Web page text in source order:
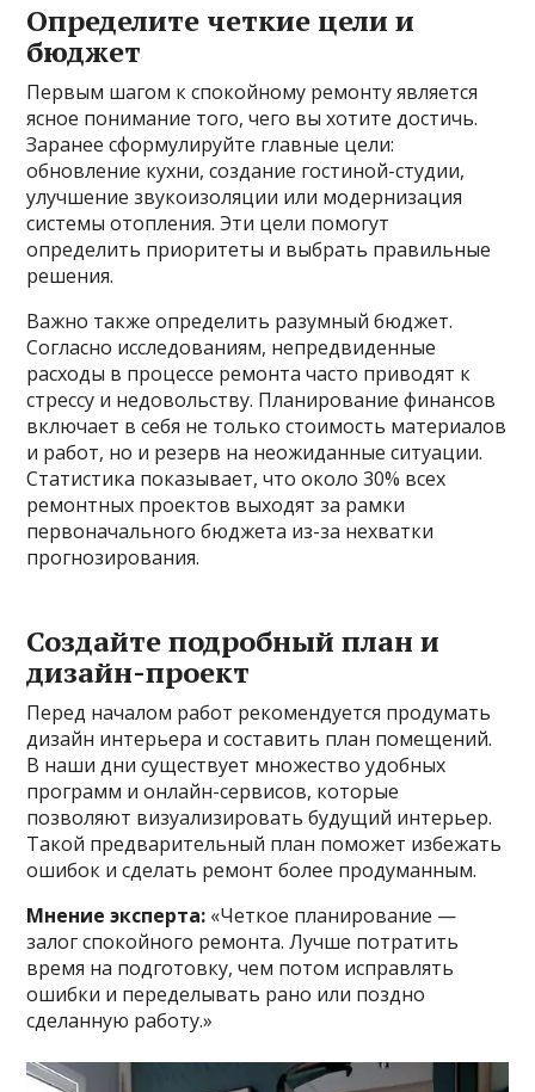
Определите четкие цели и
бюджет
Первым шагом к спокойному ремонту является
ясное понимание того, чего вы хотите достичь.
Заранее сформулируйте главные цели:
обновление кухни, создание гостиной-студии,
улучшение звукоизоляции или модернизация
системы отопления. Эти цели помогут
определить приоритеты и выбрать правильные
решения.
Важно также определить разумный бюджет.
Согласно исследованиям, непредвиденные
расходы в процессе ремонта часто приводят к
стрессу и недовольству. Планирование финансов
включает в себя не только стоимость материалов
и работ, но и резерв на неожиданные ситуации.
Статистика показывает, что около 30% всех
ремонтных проектов выходят за рамки
первоначального бюджета из-за нехватки
прогнозирования.
Создайте подробный план и
дизайн-проект
Перед началом работ рекомендуется продумать
дизайн интерьера и составить план помещений.
В наши дни существует множество удобных
программ и онлайн-сервисов, которые
позволяют визуализировать будущий интерьер.
Такой предварительный план поможет избежать
ошибок и сделать ремонт более продуманным.
Мнение эксперта: «Четкое планирование —
залог спокойного ремонта. Лучше потратить
время на подготовку, чем потом исправлять
ошибки и переделывать рано или поздно
сделанную работу.»